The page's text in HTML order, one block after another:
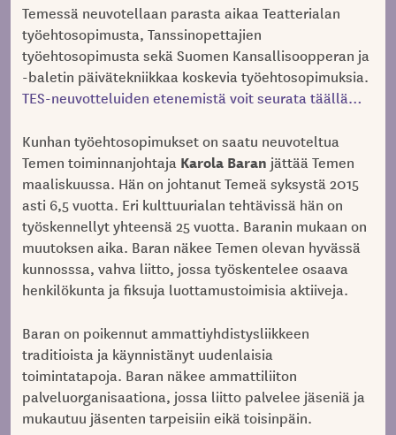
Temessä neuvotellaan parasta aikaa Teatterialan
työehtosopimusta, Tanssinopettajien
työehtosopimusta sekä Suomen Kansallisoopperan ja
-baletin päivätekniikkaa koskevia työehtosopimuksia.
TES-neuvotteluiden etenemistä voit seurata täällä…
Kunhan työehtosopimukset on saatu neuvoteltua
Temen toiminnanjohtaja Karola Baran jättää Temen
maaliskuussa. Hän on johtanut Temeä syksystä 2015
asti 6,5 vuotta. Eri kulttuurialan tehtävissä hän on
työskennellyt yhteensä 25 vuotta. Baranin mukaan on
muutoksen aika. Baran näkee Temen olevan hyvässä
kunnosssa, vahva liitto, jossa työskentelee osaava
henkilökunta ja fiksuja luottamustoimisia aktiiveja.
Baran on poikennut ammattiyhdistysliikkeen
traditioista ja käynnistänyt uudenlaisia
toimintatapoja. Baran näkee ammattiliiton
palveluorganisaationa, jossa liitto palvelee jäseniä ja
mukautuu jäsenten tarpeisiin eikä toisinpäin.